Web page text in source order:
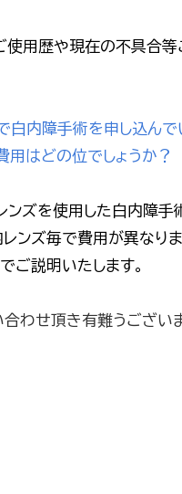
使用歴や現在の不具合
白内障手術を申し込んで
用はどの位でしょうか？
ンズを使用した白内障手
ンズ毎で費用が異なりま
ご説明いたします。
わせ頂き有難うござい